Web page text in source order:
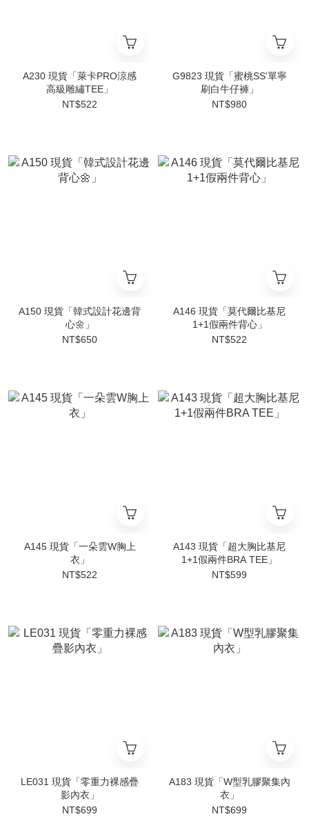
A230 現貨「萊卡PRO涼感
高級雕繡TEE」
NT$522
G9823 現貨「蜜桃SS'單寧
刷白牛仔褲」
NT$980
A150 現貨「韓式設計花邊背
心🌼」
NT$650
A146 現貨「莫代爾比基尼
1+1假兩件背心」
NT$522
A145 現貨「一朵雲W胸上
衣」
NT$522
A143 現貨「超大胸比基尼
1+1假兩件BRA TEE」
NT$599
LE031 現貨「零重力裸感疊
影內衣」
NT$699
A183 現貨「W型乳膠聚集內
衣」
NT$699